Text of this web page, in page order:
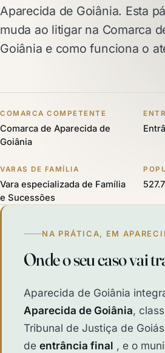
Aparecida de Goiânia. Esta
muda ao litigar na Comarca
Goiânia e como funciona o
COMARCA COMPETENTE
Comarca de Aparecida de
Goiânia
VARAS DE FAMÍLIA
Vara especializada de Família
e Sucessões
NA PRÁTICA, EM
Onde o seu caso vai
Aparecida de Goiânia
Aparecida de Goiânia,
Tribunal de Justiça de
de entrância final , e o